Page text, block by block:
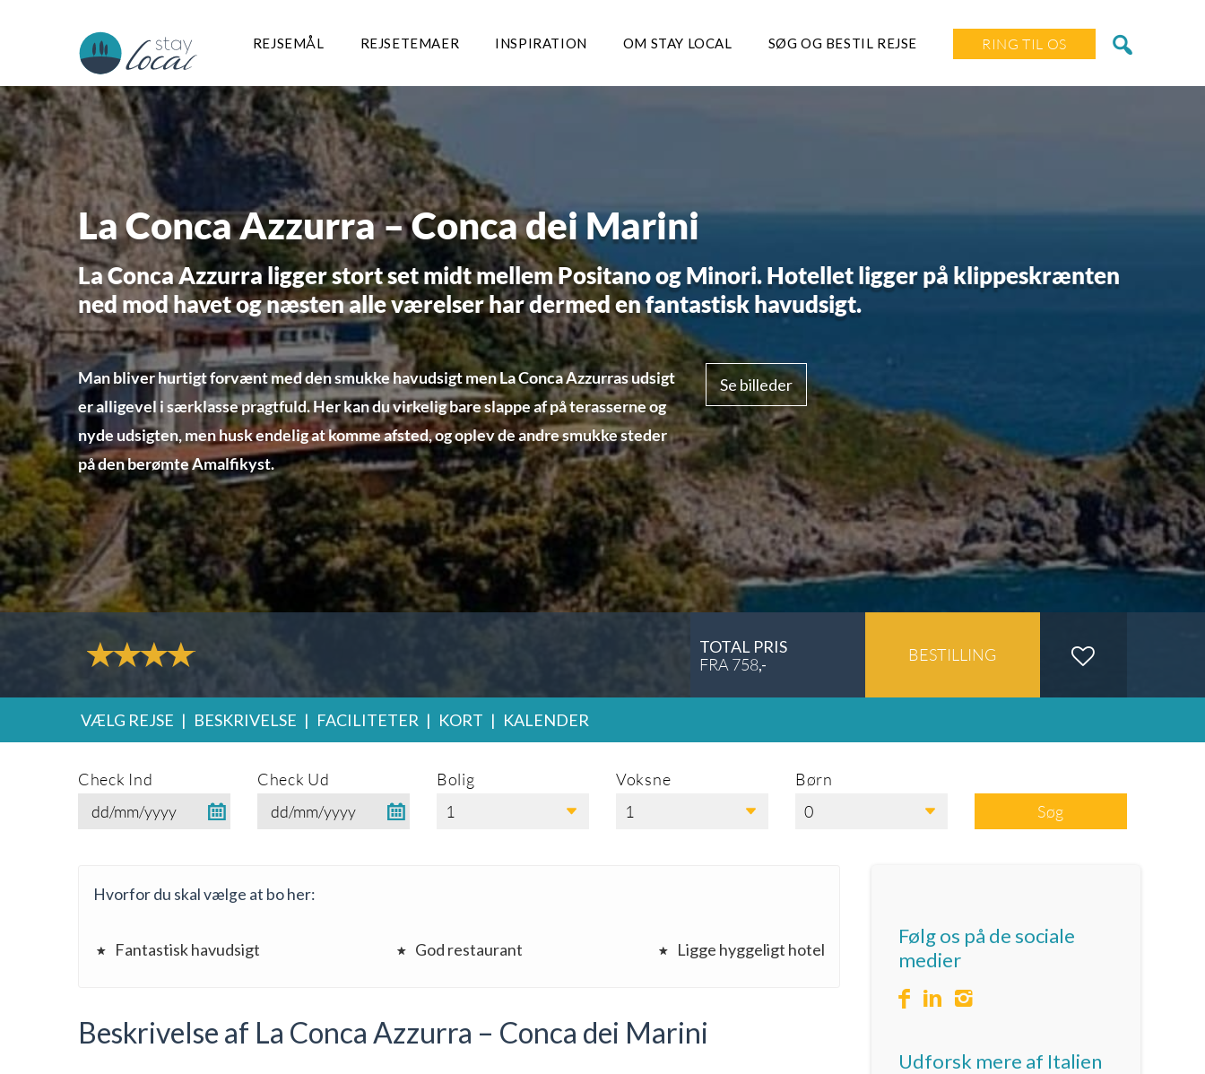
RING TIL OS
REJSEMÅL REJSETEMAER INSPIRATION OM STAY LOCAL SØG OG BESTIL REJSE
La Conca Azzurra – Conca dei Marini
La Conca Azzurra ligger stort set midt mellem Positano og Minori. Hotellet ligger på klippeskrænten
ned mod havet og næsten alle værelser har dermed en fantastisk havudsigt.
Man bliver hurtigt forvænt med den smukke havudsigt men La Conca Azzurras udsigt
er alligevel i særklasse pragtfuld. Her kan du virkelig bare slappe af på terasserne og
nyde udsigten, men husk endelig at komme afsted, og oplev de andre smukke steder
på den berømte Amalfikyst.
Se billeder
TOTAL PRIS
FRA 758,- BESTILLING
VÆLG REJSE | BESKRIVELSE | FACILITETER | KORT | KALENDER
Check Ind Check Ud
Bolig
1
Voksne
1
Børn
0
Søg
Hvorfor du skal vælge at bo her:
Fantastisk havudsigt God restaurant Ligge hyggeligt hotel
Beskrivelse af La Conca Azzurra – Conca dei Marini
Følg os på de sociale
medier
Udforsk mere af Italien